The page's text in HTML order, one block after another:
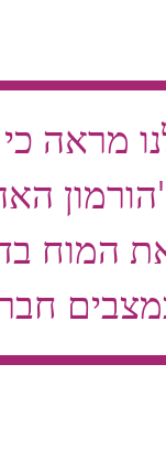
מראה כי
המוח